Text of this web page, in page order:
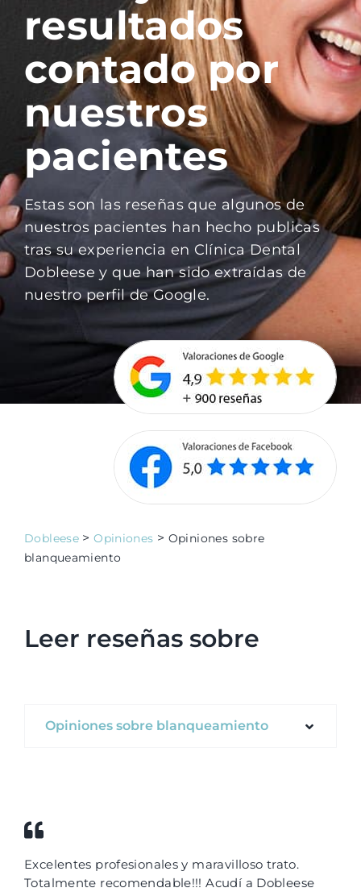
Family Club
1ª Visita Gratuita
resultados
contado por
nuestros
pacientes
Estas son las reseñas que algunos de
nuestros pacientes han hecho publicas
tras su experiencia en Clínica Dental
Dobleese y que han sido extraídas de
nuestro perfil de Google.
Dobleese >Opiniones > Opiniones sobre
blanqueamiento
Leer reseñas sobre
Opiniones sobre blanqueamiento
Excelentes profesionales y maravilloso trato.
Totalmente recomendable!!! Acudí a Dobleese